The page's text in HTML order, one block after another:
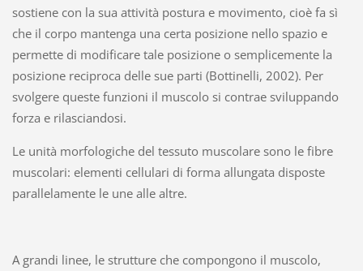
sostiene con la sua attività postura e movimento, cioè fa sì
che il corpo mantenga una certa posizione nello spazio e
permette di modificare tale posizione o semplicemente la
posizione reciproca delle sue parti (Bottinelli, 2002). Per
svolgere queste funzioni il muscolo si contrae sviluppando
forza e rilasciandosi.
Le unità morfologiche del tessuto muscolare sono le fibre
muscolari: elementi cellulari di forma allungata disposte
parallelamente le une alle altre.
A grandi linee, le strutture che compongono il muscolo,